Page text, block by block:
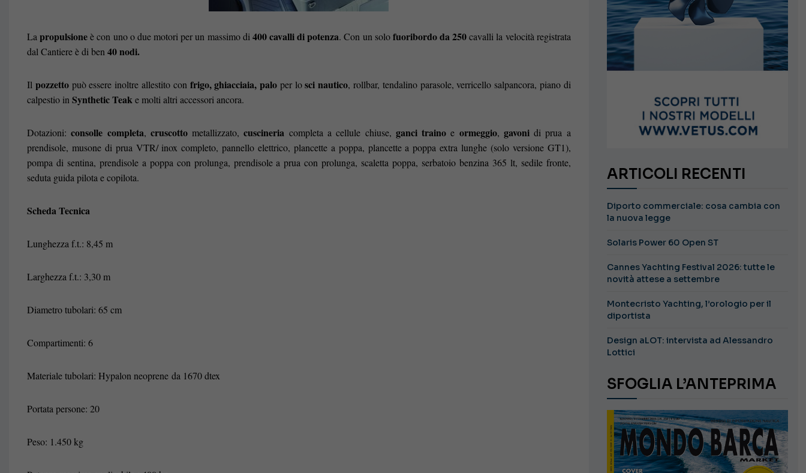
Lapropulsioneè con uno o due motori per un massimo di400 cavalli di potenza. Con un solofuoribordo da 250cavalli la velocità registrata
dal Cantiere è di ben40 nodi.
Il pozzettopuò essere inoltre allestito con frigo, ghiacciaia, palo per losci nautico, rollbar, tendalino parasole, verricello salpancora, piano di
calpestio inSynthetic Teake molti altri accessori ancora.
Dotazioni:consolle completa, cruscottometallizzato,cuscineria completa a cellule chiuse, ganci traino e ormeggio, gavonidi prua a
prendisole, musone di prua VTR/ inox completo, pannello elettrico, plancette a poppa, plancette a poppa extra lunghe (solo versione GT1),
pompa di sentina, prendisole a poppa con prolunga, prendisole a prua con prolunga, scaletta poppa, serbatoio benzina 365 lt, sedile fronte,
seduta guida pilota e copilota.
Scheda Tecnica
Lunghezza f.t.: 8,45 m
Larghezza f.t.: 3,30 m
Diametro tubolari: 65 cm
Compartimenti: 6
Materiale tubolari: Hypalon neoprene da 1670 dtex
Portata persone: 20
Peso: 1.450 kg
ARTICOLI RECENTI
Diporto commerciale: cosa cambia con
la nuova legge
Solaris Power 60 Open ST
Cannes Yachting Festival 2026: tutte le
novità attese a settembre
Montecristo Yachting, l’orologio per il
diportista
Design aLOT: intervista ad Alessandro
Lottici
SFOGLIA L’ANTEPRIMA